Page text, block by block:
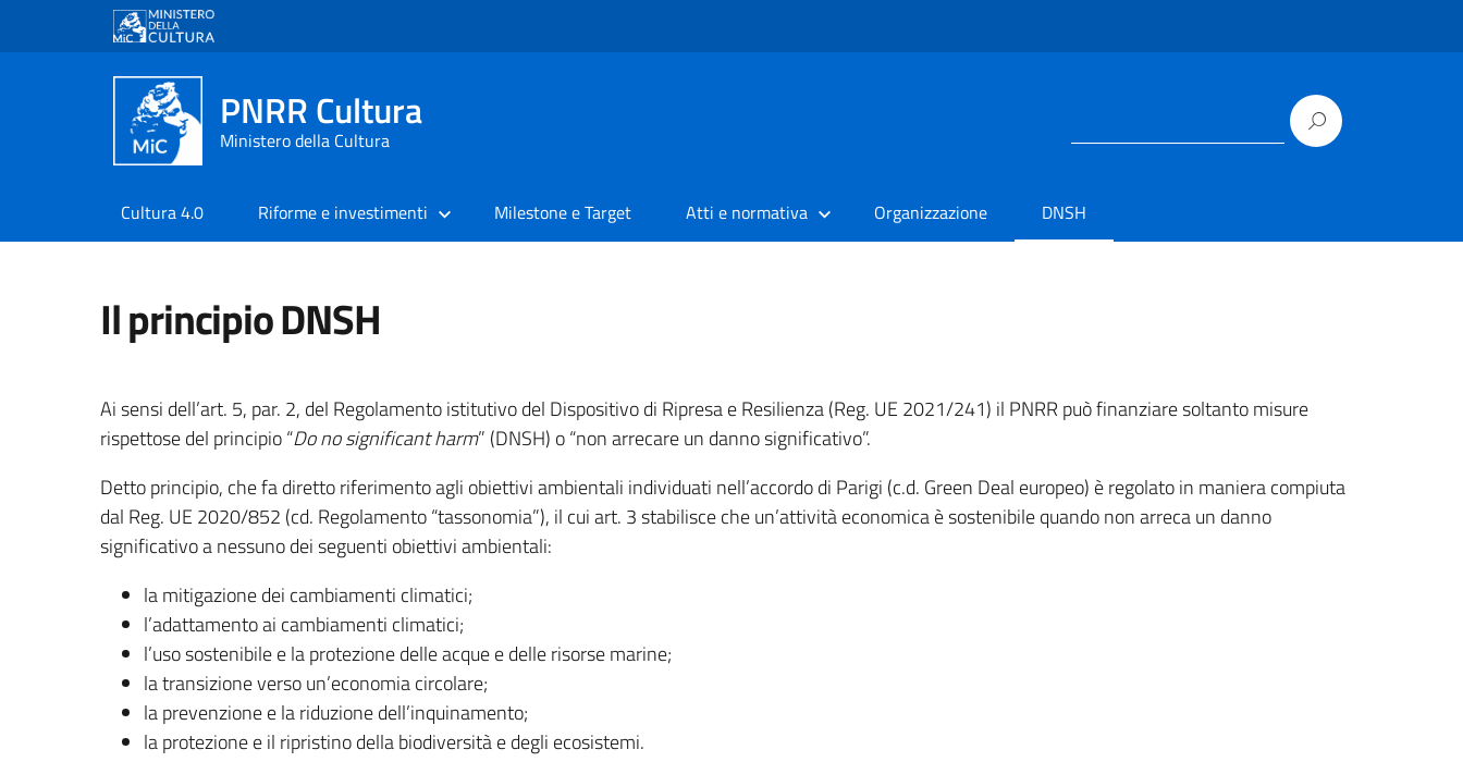
PNRR Cultura
Ministero della Cultura
Cultura 4.0 Riforme e investimenti Milestone e Target Atti e normativa Organizzazione DNSH
Il principio DNSH
Ai sensi dell’art. 5, par. 2, del Regolamento istitutivo del Dispositivo di Ripresa e Resilienza (Reg. UE 2021/241) il PNRR può finanziare soltanto misure
rispettose del principio “Do no significant harm” (DNSH) o “non arrecare un danno significativo”.
Detto principio, che fa diretto riferimento agli obiettivi ambientali individuati nell’accordo di Parigi (c.d. Green Deal europeo) è regolato in maniera compiuta
dal Reg. UE 2020/852 (cd. Regolamento “tassonomia”), il cui art. 3 stabilisce che un’attività economica è sostenibile quando non arreca un danno
significativo a nessuno dei seguenti obiettivi ambientali:
la mitigazione dei cambiamenti climatici;
l’adattamento ai cambiamenti climatici;
l’uso sostenibile e la protezione delle acque e delle risorse marine;
la transizione verso un’economia circolare;
la prevenzione e la riduzione dell’inquinamento;
la protezione e il ripristino della biodiversità e degli ecosistemi.